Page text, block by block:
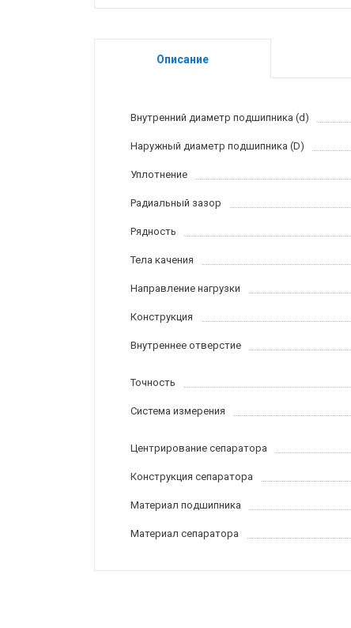
Описание
Внутренний диаметр подшипника (d)
Наружный диаметр подшипника (D)
Уплотнение
Радиальный зазор
Рядность
Тела качения
Направление нагрузки
Конструкция
Внутреннее отверстие
Точность
Система измерения
Центрирование сепаратора
Конструкция сепаратора
Материал подшипника
Материал сепаратора